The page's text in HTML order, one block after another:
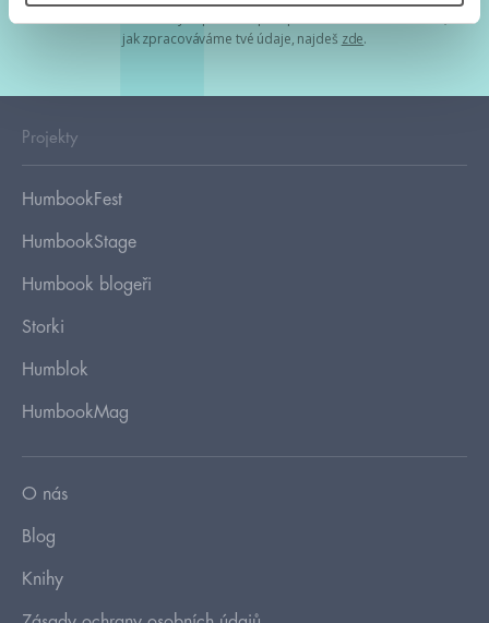
jak zpracováváme tvé údaje, najdeš zde.
Projekty
HumbookFest
HumbookStage
Humbook blogeři
Storki
Humblok
HumbookMag
O nás
Blog
Knihy